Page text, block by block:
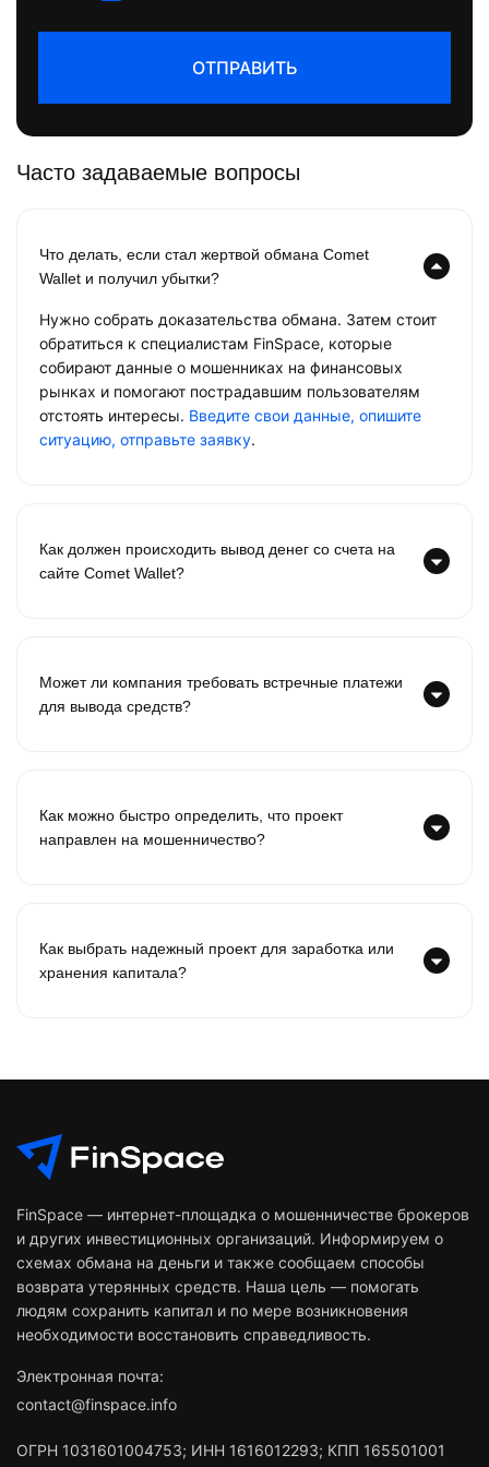
ОТПРАВИТЬ
Часто задаваемые вопросы
Что делать, если стал жертвой обмана Comet
Wallet и получил убытки?
Нужно собрать доказательства обмана. Затем стоит
обратиться к специалистам FinSpace, которые
собирают данные о мошенниках на финансовых
рынках и помогают пострадавшим пользователям
отстоять интересы. Введите свои данные, опишите
ситуацию, отправьте заявку.
Как должен происходить вывод денег со счета на
сайте Comet Wallet?
Может ли компания требовать встречные платежи
для вывода средств?
Как можно быстро определить, что проект
направлен на мошенничество?
Как выбрать надежный проект для заработка или
хранения капитала?
FinSpace — интернет-площадка о мошенничестве брокеров
и других инвестиционных организаций. Информируем о
схемах обмана на деньги и также сообщаем способы
возврата утерянных средств. Наша цель — помогать
людям сохранить капитал и по мере возникновения
необходимости восстановить справедливость.
Электронная почта:
contact@finspace.info
ОГРН 1031601004753; ИНН 1616012293; КПП 165501001